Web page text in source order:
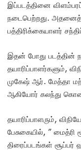
இப்படத்தினை
நடைபெற்றது.
பத்திரிக்கையாளர்
இதன் போது படத்தின்
தயாரிப்பாளர்களும்,
முகேஷ் ஆர். மேத்தா
ஆகியோர் கலந்து
தயாரிப்பாளரும்,
பேசுகையில், ” மைத்ரி
திரைப்படங்கள் சூப்பர்